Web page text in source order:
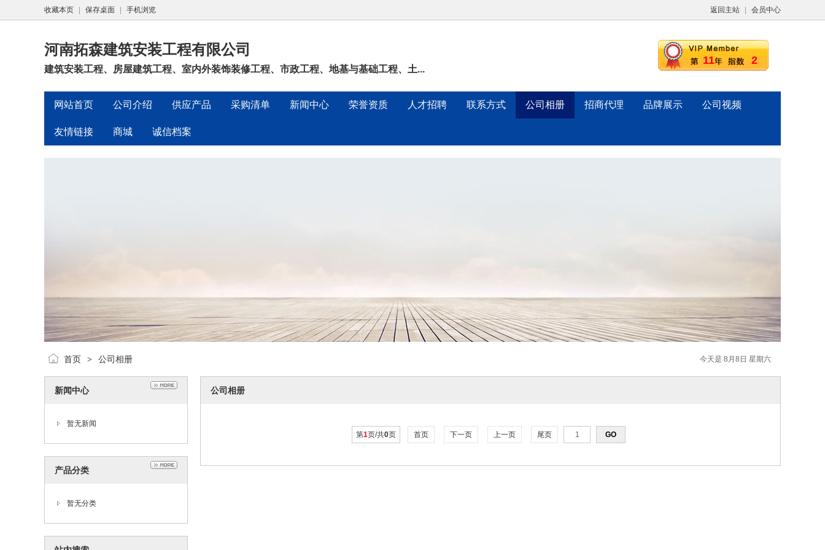
返回主站 会员中心
收藏本页 保存桌面 手机浏览
11 2
河南拓森建筑安装工程有限公司
建筑安装工程、房屋建筑工程、室内外装饰装修工程、市政工程、地基与基础工程、土...
网站首页 公司介绍 供应产品 采购清单 新闻中心 荣誉资质 人才招聘 联系方式 公司相册 招商代理 品牌展示 公司视频
友情链接 商城 诚信档案
今天是 8月8日 星期六
首页 > 公司相册
新闻中心
暂无新闻
产品分类
暂无分类
公司相册
第1页/共0页 首页 下一页 上一页 尾页